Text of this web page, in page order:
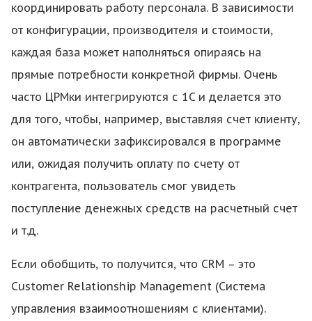
координировать работу персонала. В зависимости
от конфигурации, производителя и стоимости,
каждая база может наполняться опираясь на
прямые потребности конкретной фирмы. Очень
часто ЦРМки интегрируются с 1C и делается это
для того, чтобы, например, выставляя счет клиенту,
он автоматически зафиксировался в программе
или, ожидая получить оплату по счету от
контрагента, пользователь смог увидеть
поступление денежных средств на расчетный счет
и т.д.
Если обобщить, то получится, что CRM – это
Customer Relationship Management (Система
управления взаимоотношениям с клиентами).